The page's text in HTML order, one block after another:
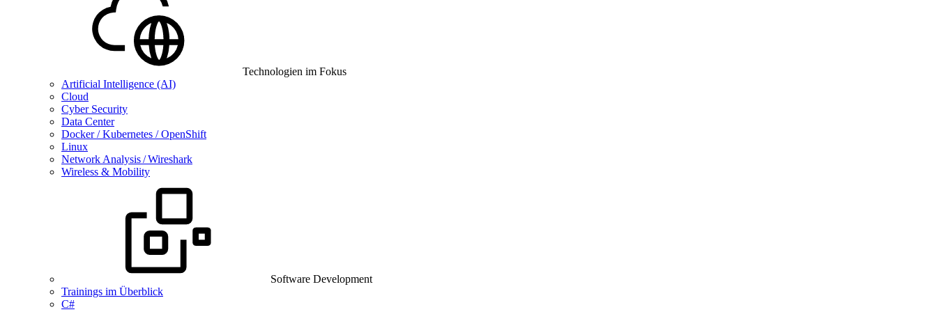
Technologien im Fokus
Artificial Intelligence (AI)
Cloud
Cyber Security
Data Center
Docker / Kubernetes / OpenShift
Linux
Network Analysis / Wireshark
Wireless & Mobility
Software Development
Trainings im Überblick
C#